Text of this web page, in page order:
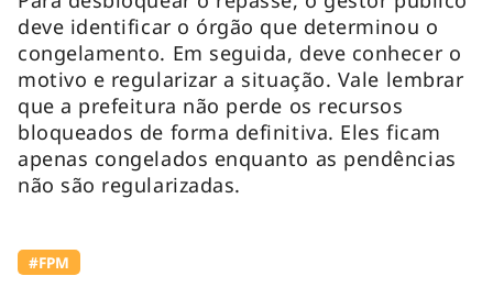
deve identificar o órgão que determinou o
congelamento. Em seguida, deve conhecer o
motivo e regularizar a situação. Vale lembrar
que a prefeitura não perde os recursos
bloqueados de forma definitiva. Eles ficam
apenas congelados enquanto as pendências
não são regularizadas.
#FPM